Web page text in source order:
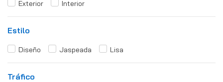
Exterior Interior
Estilo
Diseño Jaspeada Lisa
Tráfico